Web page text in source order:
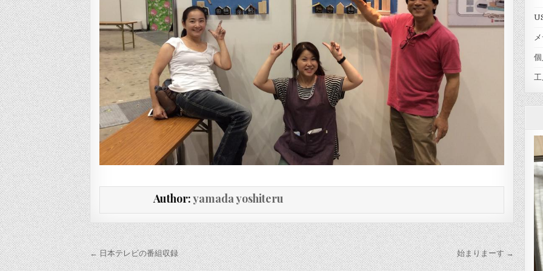
Author:yamada yoshiteru
投稿ナビゲーション
← 日本テレビの番組収録 始まりまーす →